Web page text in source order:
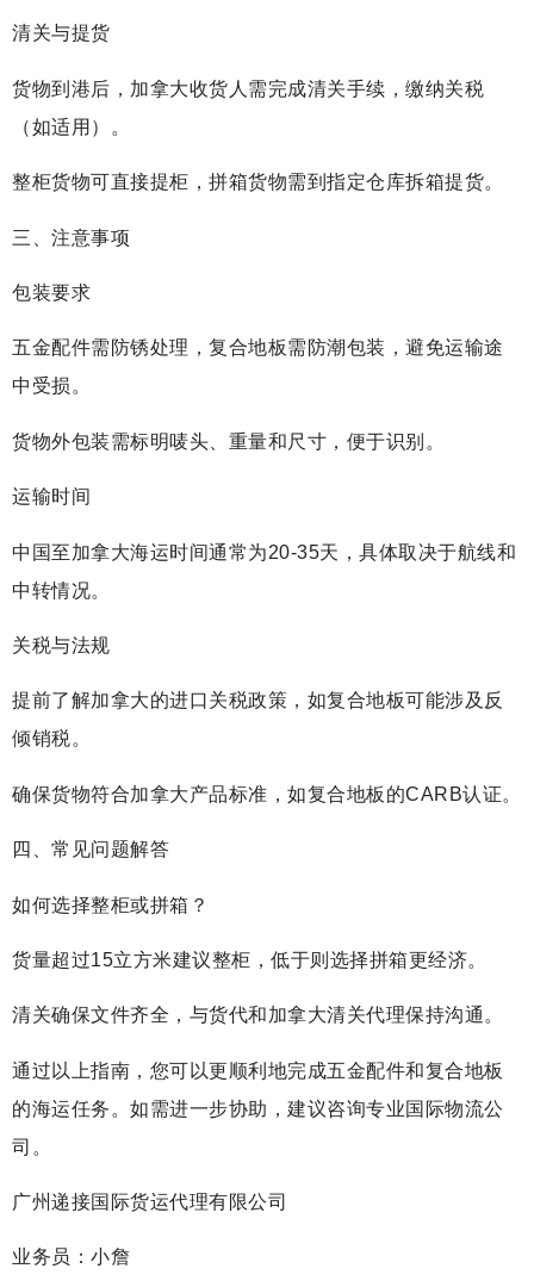
清关与提货
货物到港后，加拿大收货人需完成清关手续，缴纳关税
（如适用）。
整柜货物可直接提柜，拼箱货物需到指定仓库拆箱提货。
三、注意事项
包装要求
五金配件需防锈处理，复合地板需防潮包装，避免运输途
中受损。
货物外包装需标明唛头、重量和尺寸，便于识别。
运输时间
中国至加拿大海运时间通常为20-35天，具体取决于航线和
中转情况。
关税与法规
提前了解加拿大的进口关税政策，如复合地板可能涉及反
倾销税。
确保货物符合加拿大产品标准，如复合地板的CARB认证。
四、常见问题解答
如何选择整柜或拼箱？
货量超过15立方米建议整柜，低于则选择拼箱更经济。
清关确保文件齐全，与货代和加拿大清关代理保持沟通。
通过以上指南，您可以更顺利地完成五金配件和复合地板
的海运任务。如需进一步协助，建议咨询专业国际物流公
司。
广州递接国际货运代理有限公司
业务员：小詹